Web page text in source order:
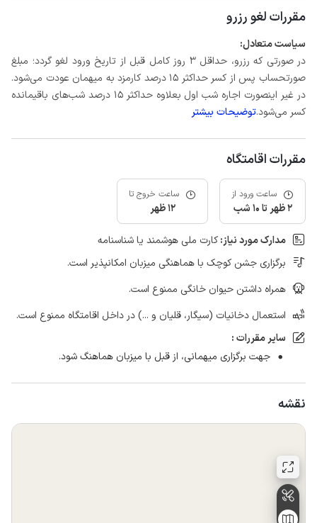
مقررات لغو رزرو
سیاست متعادل:
در صورتی که رزرو، حداقل 3 روز کامل قبل از تاریخ ورود لغو گردد؛ مبلغ
صورتحساب پس از کسر حداکثر 15 درصد کارمزد به میهمان عودت می‌شود.
در غیر اینصورت اجاره شب اول بعلاوه حداکثر 15 درصد شب‌های باقیمانده
کسر می‌شود.توضیحات بیشتر
مقررات اقامتگاه
ساعت ورود از
2 ظهر تا 10 شب
ساعت خروج تا
12 ظهر
مدارک مورد نیاز:کارت ملی هوشمند یا شناسنامه
برگزاری جشن کوچک با هماهنگی میزبان امکانپذیر است.
همراه داشتن حیوان خانگی ممنوع است.
استعمال دخانیات (سیگار، قلیان و ...) در داخل اقامتگاه ممنوع است.
سایر مقررات :
جهت برگزاری میهمانی، از قبل با میزبان هماهنگ شود.
نقشه